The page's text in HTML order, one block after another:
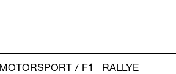
MOTORSPORT / F1
RALLYE